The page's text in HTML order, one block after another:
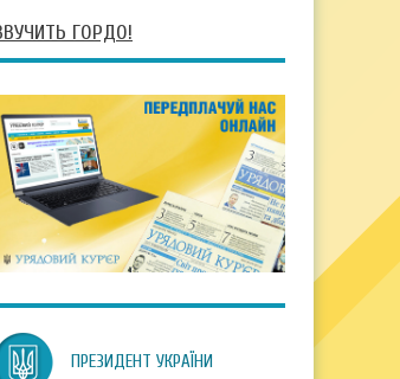
ГОРДО!
ПРЕЗИДЕНТ УКРАЇНИ